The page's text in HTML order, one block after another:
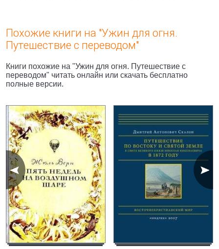
Похожие книги на "Ужин для огня.
Путешествие с переводом"
Книги похожие на "Ужин для огня. Путешествие с
переводом" читать онлайн или скачать бесплатно
полные версии.